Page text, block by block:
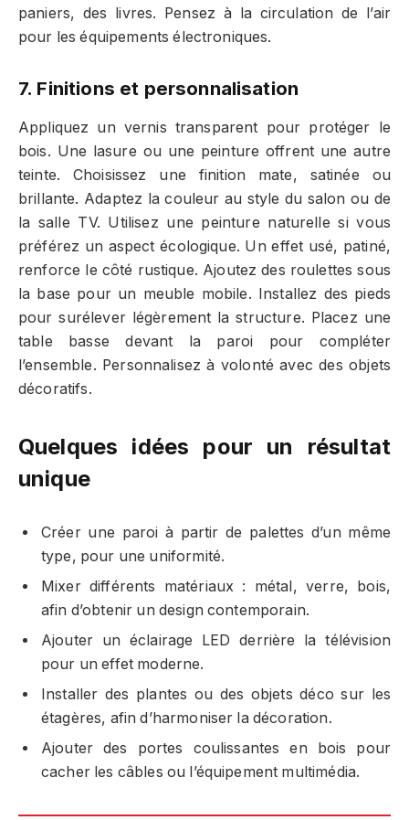
paniers, des livres. Pensez à la circulation de l’air
pour les équipements électroniques.
7. Finitions et personnalisation
Appliquez un vernis transparent pour protéger le
bois. Une lasure ou une peinture offrent une autre
teinte. Choisissez une finition mate, satinée ou
brillante. Adaptez la couleur au style du salon ou de
la salle TV. Utilisez une peinture naturelle si vous
préférez un aspect écologique. Un effet usé, patiné,
renforce le côté rustique. Ajoutez des roulettes sous
la base pour un meuble mobile. Installez des pieds
pour surélever légèrement la structure. Placez une
table basse devant la paroi pour compléter
l’ensemble. Personnalisez à volonté avec des objets
décoratifs.
Quelques idées pour un résultat
unique
Créer une paroi à partir de palettes d’un même
type, pour une uniformité.
Mixer différents matériaux : métal, verre, bois,
afin d’obtenir un design contemporain.
Ajouter un éclairage LED derrière la télévision
pour un effet moderne.
Installer des plantes ou des objets déco sur les
étagères, afin d’harmoniser la décoration.
Ajouter des portes coulissantes en bois pour
cacher les câbles ou l’équipement multimédia.